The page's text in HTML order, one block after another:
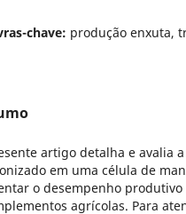
chave: produção enxuta,
artigo detalha e avalia
em uma célula de
o desempenho
agrícolas. Para